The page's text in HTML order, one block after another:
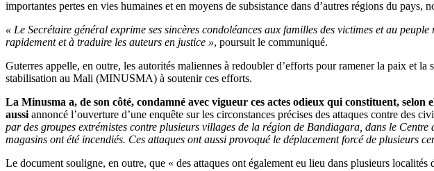
importantes pertes en vies humaines et en moyens de subsistance dans d’autres régions du
« Le Secrétaire général exprime ses sincères condoléances aux familles des victimes et au
rapidement et à traduire les auteurs en justice », poursuit le communiqué.
Guterres appelle, en outre, les autorités maliennes à redoubler d’efforts pour ramener la paix et
stabilisation au Mali (MINUSMA) à soutenir ces efforts.
La Minusma a, de son côté, condamné avec vigueur ces actes odieux qui constituent,
aussi annoncé l’ouverture d’une enquête sur les circonstances précises des attaques contre des
par des groupes extrémistes contre plusieurs villages de la région de Bandiagara, dans le
magasins ont été incendiés. Ces attaques ont aussi provoqué le déplacement forcé de plusieurs
Le document souligne, en outre, que « des attaques ont également eu lieu dans plusieurs